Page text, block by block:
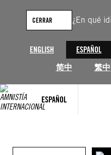
¿En qué
ENGLISH ESPAÑOL
简中
繁中
CERRAR
ESPAÑOL
contenido